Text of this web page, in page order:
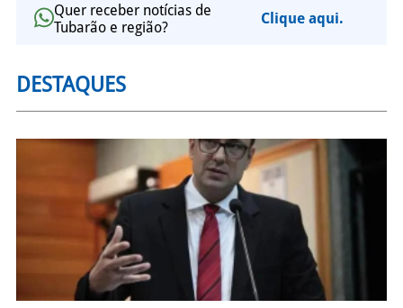
Quer receber notícias de
Tubarão e região?
Clique aqui.
DESTAQUES